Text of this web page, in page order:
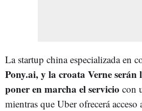
La startup china especializada en
Pony.ai, y la croata Verne serán
poner en marcha el servicio con
mientras que Uber ofrecerá